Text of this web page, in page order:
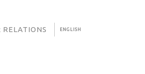
RELATIONS ENGLISH